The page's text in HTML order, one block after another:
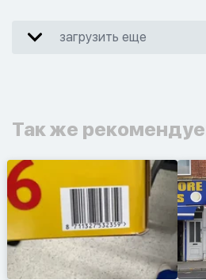
загрузить еще
Так же